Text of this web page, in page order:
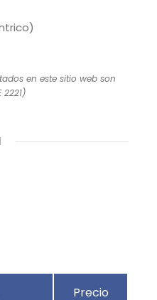
en este sitio web son
Precio